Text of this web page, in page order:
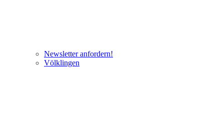
Newsletter anfordern!
Völklingen